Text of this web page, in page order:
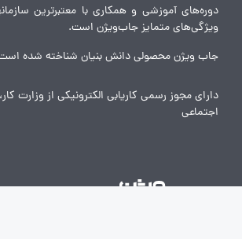
دوره‌های آموزشی و همکاری با معتبرترین
ویژگی‌های متمایز جاب‌ویژن است.
جاب ویژن محصولی دانش بنیان شناخته شده
دارای مجوز رسمی کاریابی الکترونیکی از وزارت
اجتماعی